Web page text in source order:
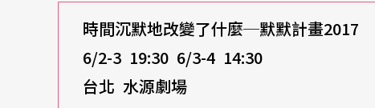
時間沉默地改變了什麼─默默計畫2017
6/2-3 19:30 6/3-4 14:30
台北 水源劇場